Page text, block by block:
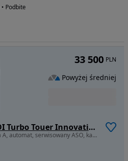
Podbite
Opel Insignia 1.6 SIDI Turbo Touer Innovation
1598 cm3 • 170 KM • Insigina A, automat, serwisowany ASO, kamera cofania, navigacja
33 500 PLN
Powyżej średniej